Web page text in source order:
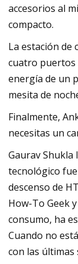
accesorios al
compacto.
La estación de
cuatro puertos
energía de un
mesita de
Finalmente,
necesitas un
Gaurav Shukla
tecnológico
descenso de
How-To Geek
consumo, ha
Cuando no
con las últimas